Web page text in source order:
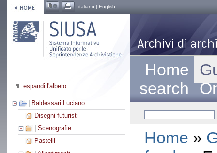
italiano | English
espandi l'albero
Baldessari Luciano
Disegni futuristi
Scenografie
Pastelli
Home
search
Home »